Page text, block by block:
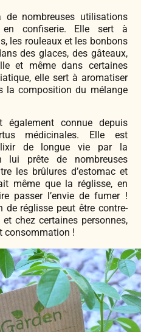
de nombreuses utilisations
en confiserie. Elle sert à
les rouleaux et les bonbons
des glaces, des gâteaux,
et même dans certaines
elle sert à aromatiser
la composition du mélange
connue depuis
médicinales. Elle est
de longue vie par la
lui prête de nombreuses
les brûlures d’estomac et
même que la réglisse, en
passer l’envie de fumer !
réglisse peut être contre-
chez certaines personnes,
consommation !